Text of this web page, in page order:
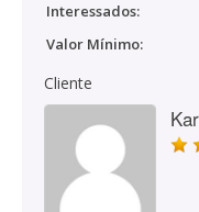
Interessados:
Valor Mínimo:
Cliente